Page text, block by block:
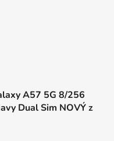
A57 5G 8/256
Dual Sim NOVÝ z